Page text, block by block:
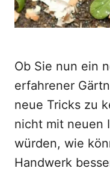
Ob Sie nun ein
erfahrener
neue Tricks zu
nicht mit neuen
würden, wie
Handwerk